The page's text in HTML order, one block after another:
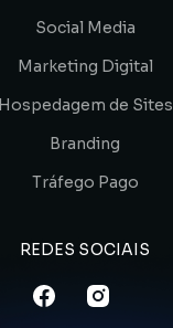
Social Media
Marketing Digital
Hospedagem de Sites
Branding
Tráfego Pago
REDES SOCIAIS